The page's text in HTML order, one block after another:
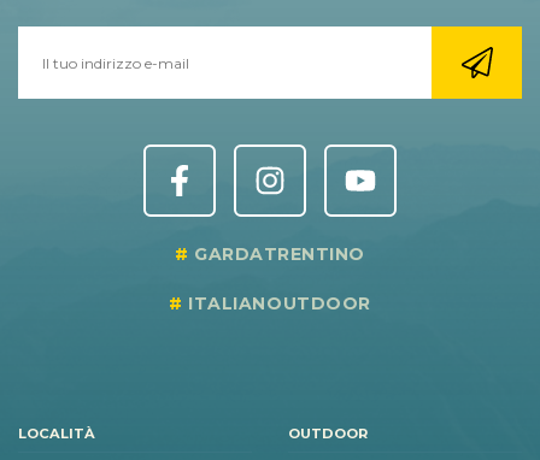
GARDATRENTINO
ITALIANOUTDOOR
LOCALITÀ OUTDOOR